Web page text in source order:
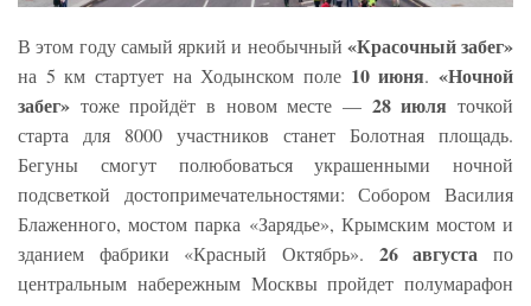
В этом году самый яркий и необычный «Красочный забег»
на 5 км стартует на Ходынском поле 10 июня.«Ночной
забег» тоже пройдёт в новом месте — 28 июля точкой
старта для 8000 участников станет Болотная площадь.
Бегуны смогут полюбоваться украшенными ночной
подсветкой достопримечательностями: Собором Василия
Блаженного, мостом парка «Зарядье», Крымским мостом и
зданием фабрики «Красный Октябрь». 26 августа по
центральным набережным Москвы пройдет полумарафон